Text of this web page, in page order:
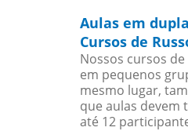
Aulas em
Cursos de
Nossos cursos
em pequenos
mesmo lugar,
que aulas
até 12